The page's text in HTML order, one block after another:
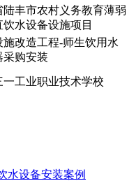
陆丰市农村义务教育薄弱
饮水设备设施项目
施改造工程-师生饮用水
采购安装
一工业职业技术学校
水设备安装案例